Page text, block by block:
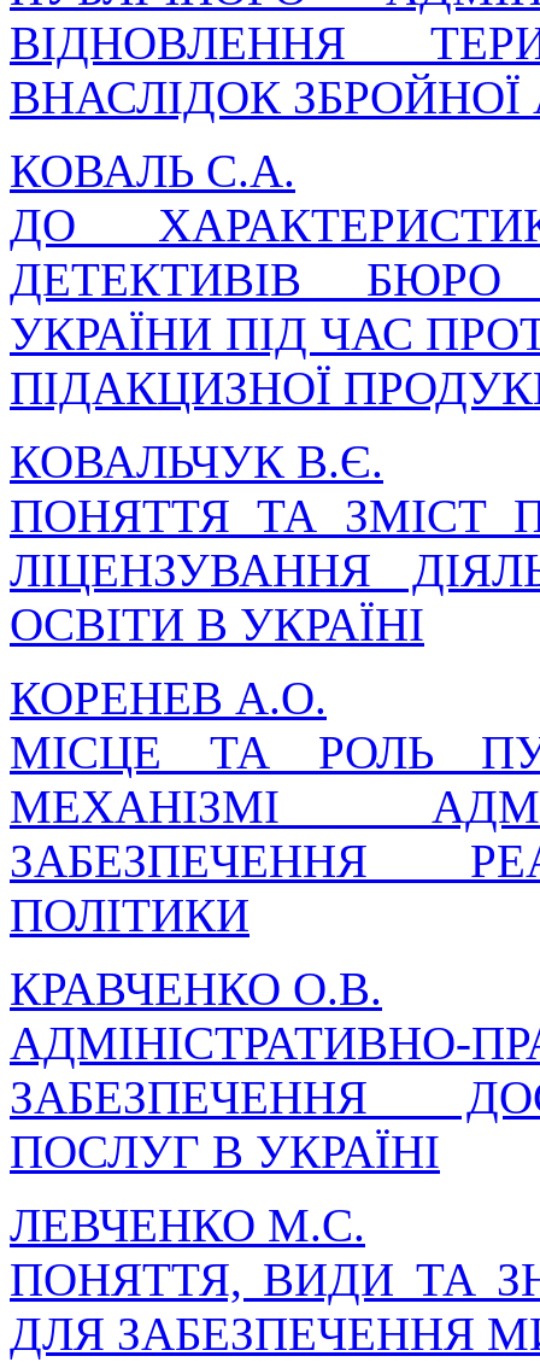
ВІДНОВЛЕННЯ
ВНАСЛІДОК ЗБРОЙНОЇ
КОВАЛЬ С.А.
ДО
ДЕТЕКТИВІВ БЮРО
УКРАЇНИ ПІД ЧАС
ПІДАКЦИЗНОЇ
КОВАЛЬЧУК В.Є.
ПОНЯТТЯ ТА ЗМІСТ
ЛІЦЕНЗУВАННЯ
ОСВІТИ В УКРАЇНІ
КОРЕНЕВ А.О.
МІСЦЕ ТА РОЛЬ
МЕХАНІЗМІ
ЗАБЕЗПЕЧЕННЯ
ПОЛІТИКИ
КРАВЧЕНКО О.В.
ЗАБЕЗПЕЧЕННЯ
ПОСЛУГ В УКРАЇНІ
ЛЕВЧЕНКО М.С.
ПОНЯТТЯ, ВИДИ ТА
ДЛЯ ЗАБЕЗПЕЧЕННЯ